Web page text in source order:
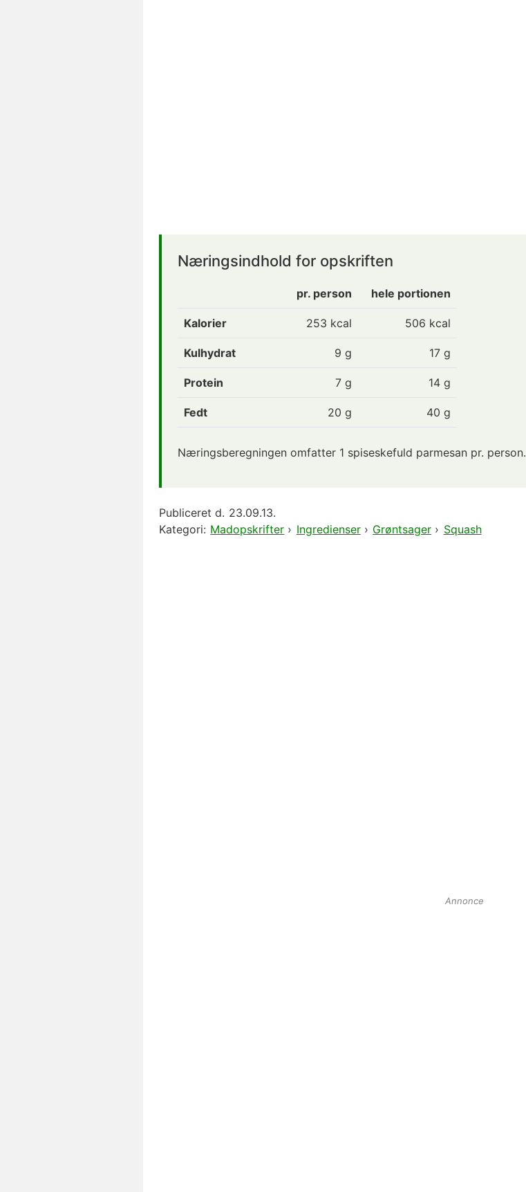
Næringsindhold for opskriften
pr. person hele portionen
Kalorier 253 kcal 506 kcal
Kulhydrat 9 g 17 g
Protein 7 g 14 g
Fedt 20 g 40 g
Næringsberegningen omfatter 1 spiseskefuld parmesan pr. person.
Publiceret d. 23.09.13.
Kategori: Madopskrifter › Ingredienser› Grøntsager › Squash
Annonce